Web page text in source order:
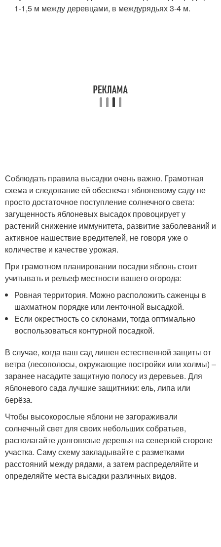
1-1,5 м между деревцами, в междурядьях 3-4 м.
Соблюдать правила высадки очень важно. Грамотная
схема и следование ей обеспечат яблоневому саду не
просто достаточное поступление солнечного света:
загущенность яблоневых высадок провоцирует у
растений снижение иммунитета, развитие заболеваний и
активное нашествие вредителей, не говоря уже о
количестве и качестве урожая.
При грамотном планировании посадки яблонь стоит
учитывать и рельеф местности вашего огорода:
Ровная территория. Можно расположить саженцы в
шахматном порядке или ленточной высадкой.
Если окрестность со склонами, тогда оптимально
воспользоваться контурной посадкой.
В случае, когда ваш сад лишен естественной защиты от
ветра (лесополосы, окружающие постройки или холмы) –
заранее насадите защитную полосу из деревьев. Для
яблоневого сада лучшие защитники: ель, липа или
берёза.
Чтобы высокорослые яблони не загораживали
солнечный свет для своих небольших собратьев,
располагайте долговязые деревья на северной стороне
участка. Саму схему закладывайте с разметками
расстояний между рядами, а затем распределяйте и
определяйте места высадки различных видов.